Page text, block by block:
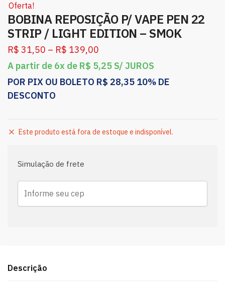
Oferta!
BOBINA REPOSIÇÃO P/ VAPE PEN 22
STRIP / LIGHT EDITION – SMOK
R$ 31,50 – R$ 139,00
A partir de 6x de R$ 5,25 S/ JUROS
POR PIX OU BOLETO R$ 28,35 10% DE
DESCONTO
Este produto está fora de estoque e indisponível.
Simulação de frete
Descrição